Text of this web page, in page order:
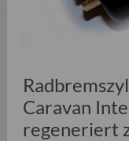
Caravan
regeneriert